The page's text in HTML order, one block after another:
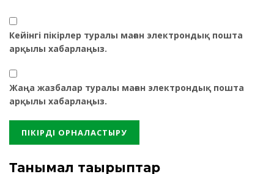
Кейінгі пікірлер туралы маған электрондық пошта
арқылы хабарлаңыз.
Жаңа жазбалар туралы маған электрондық пошта
арқылы хабарлаңыз.
Танымал тақырыптар